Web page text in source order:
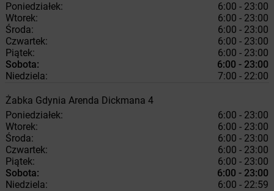
Poniedziałek:
6:00 - 23:00
Wtorek:
6:00 - 23:00
Środa:
6:00 - 23:00
Czwartek:
6:00 - 23:00
Piątek:
6:00 - 23:00
Sobota:
6:00 - 23:00
Niedziela:
7:00 - 22:00
Żabka Gdynia Arenda Dickmana 4
Poniedziałek:
6:00 - 23:00
Wtorek:
6:00 - 23:00
Środa:
6:00 - 23:00
Czwartek:
6:00 - 23:00
Piątek:
6:00 - 23:00
Sobota:
6:00 - 23:00
Niedziela:
6:00 - 22:59